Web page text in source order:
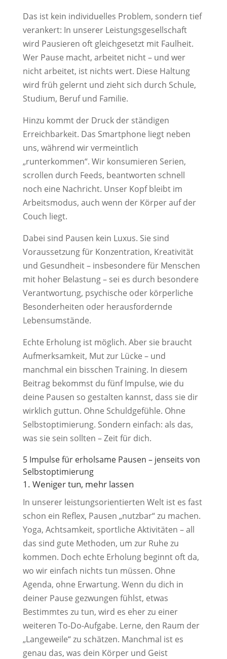
Das ist kein individuelles Problem, sondern tief
verankert: In unserer Leistungsgesellschaft
wird Pausieren oft gleichgesetzt mit Faulheit.
Wer Pause macht, arbeitet nicht – und wer
nicht arbeitet, ist nichts wert. Diese Haltung
wird früh gelernt und zieht sich durch Schule,
Studium, Beruf und Familie.
Hinzu kommt der Druck der ständigen
Erreichbarkeit. Das Smartphone liegt neben
uns, während wir vermeintlich
„runterkommen“. Wir konsumieren Serien,
scrollen durch Feeds, beantworten schnell
noch eine Nachricht. Unser Kopf bleibt im
Arbeitsmodus, auch wenn der Körper auf der
Couch liegt.
Dabei sind Pausen kein Luxus. Sie sind
Voraussetzung für Konzentration, Kreativität
und Gesundheit – insbesondere für Menschen
mit hoher Belastung – sei es durch besondere
Verantwortung, psychische oder körperliche
Besonderheiten oder herausfordernde
Lebensumstände.
Echte Erholung ist möglich. Aber sie braucht
Aufmerksamkeit, Mut zur Lücke – und
manchmal ein bisschen Training. In diesem
Beitrag bekommst du fünf Impulse, wie du
deine Pausen so gestalten kannst, dass sie dir
wirklich guttun. Ohne Schuldgefühle. Ohne
Selbstoptimierung. Sondern einfach: als das,
was sie sein sollten – Zeit für dich.
5 Impulse für erholsame Pausen – jenseits von
Selbstoptimierung
1. Weniger tun, mehr lassen
In unserer leistungsorientierten Welt ist es fast
schon ein Reflex, Pausen „nutzbar“ zu machen.
Yoga, Achtsamkeit, sportliche Aktivitäten – all
das sind gute Methoden, um zur Ruhe zu
kommen. Doch echte Erholung beginnt oft da,
wo wir einfach nichts tun müssen. Ohne
Agenda, ohne Erwartung. Wenn du dich in
deiner Pause gezwungen fühlst, etwas
Bestimmtes zu tun, wird es eher zu einer
weiteren To-Do-Aufgabe. Lerne, den Raum der
„Langeweile“ zu schätzen. Manchmal ist es
genau das, was dein Körper und Geist